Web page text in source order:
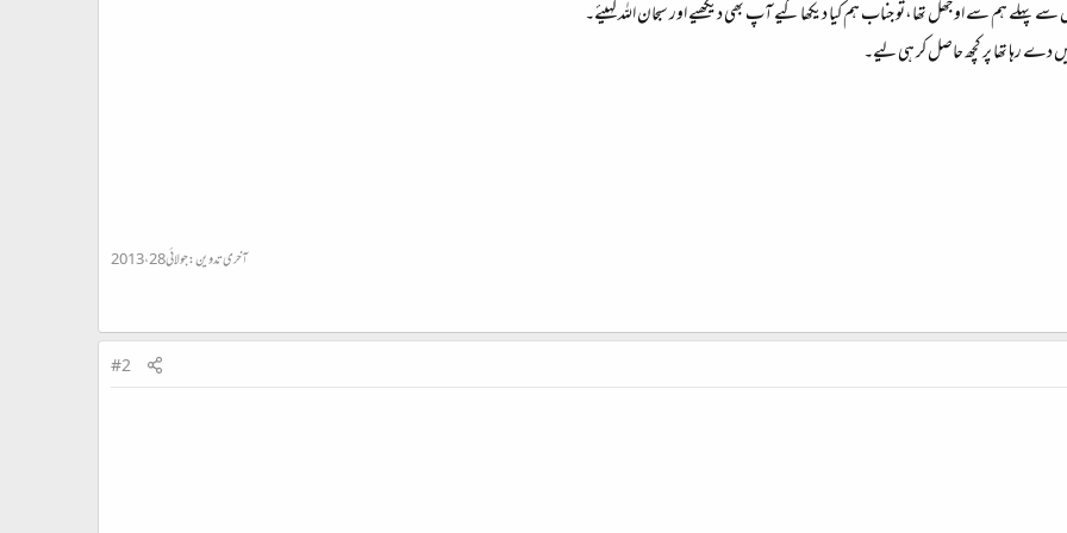
پہلے ہم سے اوجھل تھا،تو جناب ہم کیا دیکھا کیے آپ بھی دیکھیے اور سبحان اللہ کہیئے۔
دے رہا تھا پر کچھ حاصل کر ہی لیے۔
آخری تدوین:جولائی 28، 2013
#2